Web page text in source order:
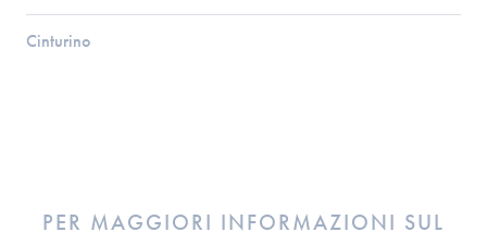
Cinturino
PER MAGGIORI INFORMAZIONI SUL